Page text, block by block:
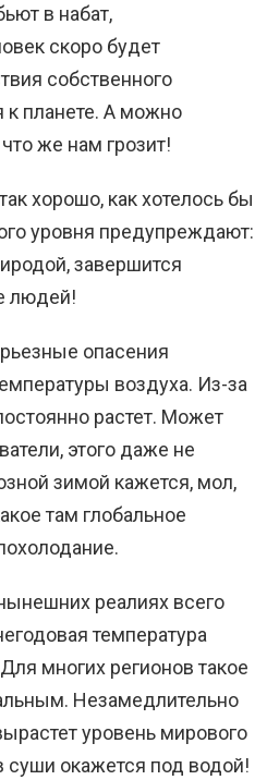
в набат,
скоро будет
собственного
к планете. А можно
же нам грозит!
хорошо, как хотелось бы
уровня предупреждают:
завершится
людей!
опасения
воздуха. Из-за
растет. Может
этого даже не
зимой кажется, мол,
там глобальное
реалиях всего
температура
многих регионов такое
Незамедлительно
уровень мирового
суши окажется под водой!